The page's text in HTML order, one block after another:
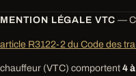
MENTION LÉGALE VTC —
article R3122-2 du Code des
chauffeur (VTC) comportent 4